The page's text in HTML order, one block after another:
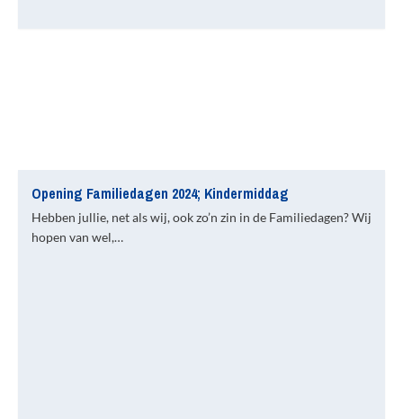
Opening Familiedagen 2024; Kindermiddag
Hebben jullie, net als wij, ook zo’n zin in de Familiedagen? Wij
hopen van wel,…